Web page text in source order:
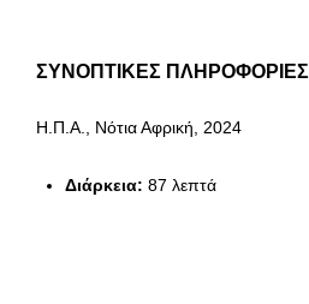
ΣΥΝΟΠΤΙΚΕΣ ΠΛΗΡΟΦΟΡΙΕΣ
Η.Π.Α., Νότια Αφρική, 2024
Διάρκεια: 87 λεπτά